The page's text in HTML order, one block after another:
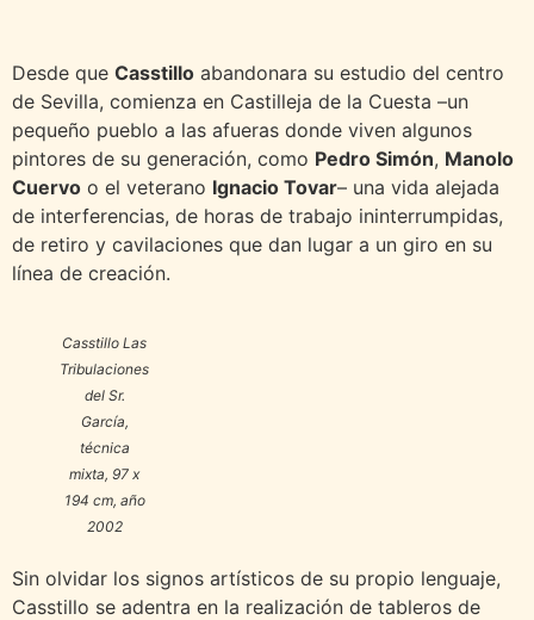
Desde que Casstillo abandonara su estudio del centro
de Sevilla, comienza en Castilleja de la Cuesta –un
pequeño pueblo a las afueras donde viven algunos
pintores de su generación, como Pedro Simón, Manolo
Cuervo o el veterano Ignacio Tovar– una vida alejada
de interferencias, de horas de trabajo ininterrumpidas,
de retiro y cavilaciones que dan lugar a un giro en su
línea de creación.
Casstillo Las
Tribulaciones
del Sr.
García,
técnica
mixta, 97 x
194 cm, año
2002
Sin olvidar los signos artísticos de su propio lenguaje,
Casstillo se adentra en la realización de tableros de